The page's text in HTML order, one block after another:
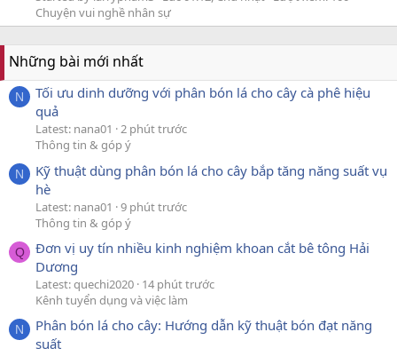
Chuyện vui nghề nhân sự
Những bài mới nhất
N
Tối ưu dinh dưỡng với phân bón lá cho cây cà phê hiệu
quả
Latest: nana01
2 phút trước
Thông tin & góp ý
N
Kỹ thuật dùng phân bón lá cho cây bắp tăng năng suất vụ
hè
Latest: nana01
9 phút trước
Thông tin & góp ý
Q
Đơn vị uy tín nhiều kinh nghiệm khoan cắt bê tông Hải
Dương
Latest: quechi2020 14 phút trước
Kênh tuyển dụng và việc làm
N
Phân bón lá cho cây: Hướng dẫn kỹ thuật bón đạt năng
suất